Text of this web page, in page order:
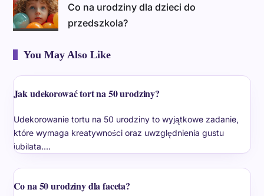
Co na urodziny dla dzieci do
przedszkola?
You May Also Like
Jak udekorować tort na 50 urodziny?
Udekorowanie tortu na 50 urodziny to wyjątkowe zadanie,
które wymaga kreatywności oraz uwzględnienia gustu
jubilata.…
Co na 50 urodziny dla faceta?